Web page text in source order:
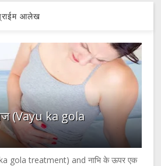
आलेख
(Vayu ka gola
ka gola treatment) and नाभि के ऊपर एक